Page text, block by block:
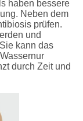
haben bessere
Neben dem
prüfen.
und
kann das
durch Zeit und